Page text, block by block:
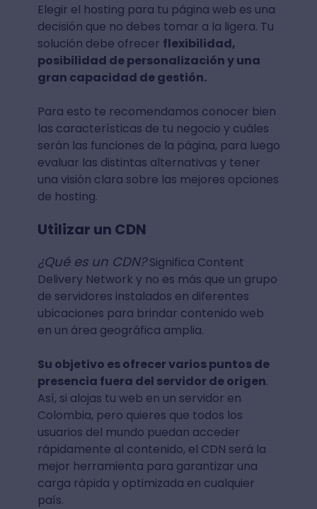
Elegir el hosting para tu página web es una
decisión que no debes tomar a la ligera. Tu
solución debe ofrecer flexibilidad,
posibilidad de personalización y una
gran capacidad de gestión.
Para esto te recomendamos conocer bien
las características de tu negocio y cuáles
serán las funciones de la página, para luego
evaluar las distintas alternativas y tener
una visión clara sobre las mejores opciones
de hosting.
Utilizar un CDN
¿Qué es un CDN?Significa Content
Delivery Network y no es más que un grupo
de servidores instalados en diferentes
ubicaciones para brindar contenido web
en un área geográfica amplia.
Su objetivo es ofrecer varios puntos de
presencia fuera del servidor de origen.
Así, si alojas tu web en un servidor en
Colombia, pero quieres que todos los
usuarios del mundo puedan acceder
rápidamente al contenido, el CDN será la
mejor herramienta para garantizar una
carga rápida y optimizada en cualquier
país.